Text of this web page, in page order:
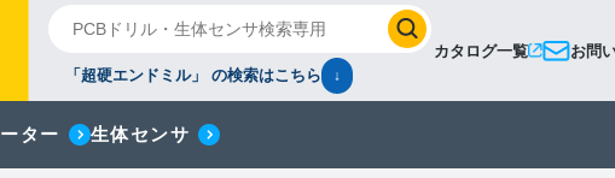
カタログ一覧 お問
「超硬エンドミル」 の検索はこちら ↓
ター 生体センサ